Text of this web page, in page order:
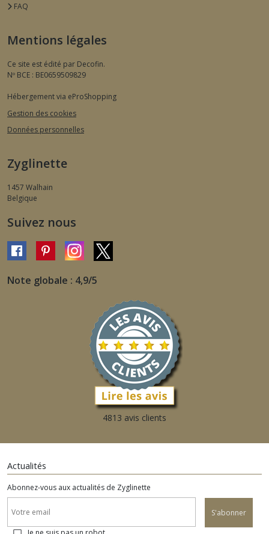
FAQ
Mentions légales
Ce site est édité par Decofin.
Nº BCE : BE0659509829
Hébergement via eProShopping
Gestion des cookies
Données personnelles
Zyglinette
1457 Walhain
Belgique
Suivez nous
Note globale : 4,9/5
4813 avis clients
Actualités
Abonnez-vous aux actualités de Zyglinette
S'abonner